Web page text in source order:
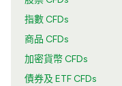
指數 CFDs
商品 CFDs
加密貨幣 CFDs
債券及 ETF CFDs